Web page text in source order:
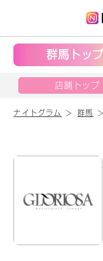
群馬トップ
店舗トップ
ナイトグラム 群馬